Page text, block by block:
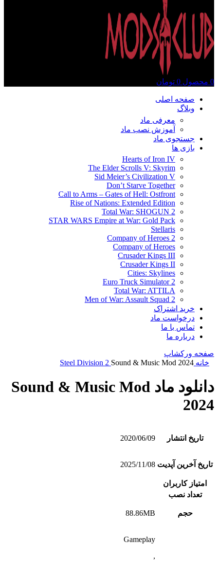
0 محصول 0 تومان
صفحه اصلی
وبلاگ
معرفی ماد
آموزش نصب ماد
جستجوی ماد
بازی ها
Hearts of Iron IV
The Elder Scrolls V: Skyrim
Sid Meier’s Civilization V
Don’t Starve Together
Call to Arms – Gates of Hell: Ostfront
Rise of Nations: Extended Edition
Total War: SHOGUN 2
STAR WARS Empire at War: Gold Pack
Stellaris
Company of Heroes 2
Company of Heroes
Crusader Kings III
Crusader Kings II
Cities: Skylines
Euro Truck Simulator 2
Total War: ATTILA
Men of War: Assault Squad 2
خرید اشتراک
درخواست ماد
تماس با ما
درباره ما
صفحه ورکشاپ
خانه
Steel Division 2 Sound & Music Mod 2024
دانلود ماد Sound & Music Mod
2024
تاریخ انتشار 2020/06/09
تاریخ آخرین آپدیت 2025/11/08
امتیاز کاربران
تعداد نصب
حجم 88.86MB
Gameplay
,